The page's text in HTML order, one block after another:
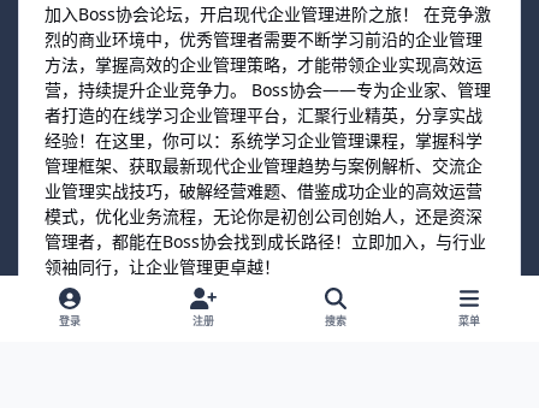
加入Boss协会论坛，开启现代企业管理进阶之旅！ 在竞争激
烈的商业环境中，优秀管理者需要不断学习前沿的企业管理
方法，掌握高效的企业管理策略，才能带领企业实现高效运
营，持续提升企业竞争力。 Boss协会——专为企业家、管理
者打造的在线学习企业管理平台，汇聚行业精英，分享实战
经验！在这里，你可以：系统学习企业管理课程，掌握科学
管理框架、获取最新现代企业管理趋势与案例解析、交流企
业管理实战技巧，破解经营难题、借鉴成功企业的高效运营
模式，优化业务流程，无论你是初创公司创始人，还是资深
管理者，都能在Boss协会找到成长路径！立即加入，与行业
领袖同行，让企业管理更卓越！
登录 注册 搜索 菜单